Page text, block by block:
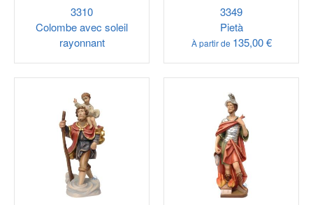
3310
Colombe avec soleil
rayonnant
3349
Pietà
À partir de 135,00 €